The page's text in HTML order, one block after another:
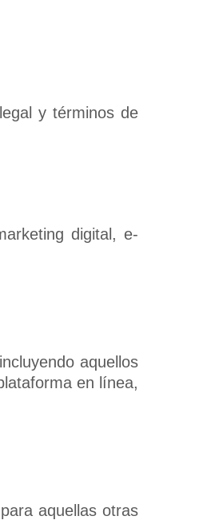
y términos de
digital, e-
aquellos
en línea,
aquellas otras